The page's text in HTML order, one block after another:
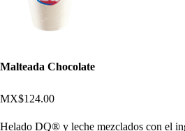
Malteada Chocolate
MX$124.00
Helado DQ® y leche mezclados con el